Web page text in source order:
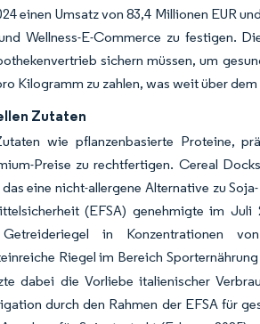
einen Umsatz von 83,4 Millionen EUR
Wellness-E-Commerce zu festigen.
sichern müssen, um
Kilogramm zu zahlen, was weit über
Zutaten
wie pflanzenbasierte Proteine,
Preise zu rechtfertigen. Cereal
eine nicht-allergene Alternative zu
(EFSA) genehmigte im
Getreideriegel in
Riegel im Bereich
dabei die Vorliebe italienischer
durch den Rahmen der EFSA für